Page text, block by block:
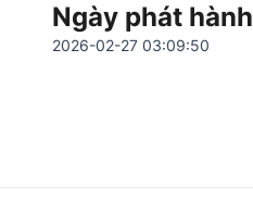
Ngày phát hành
2026-02-27 03:09:50